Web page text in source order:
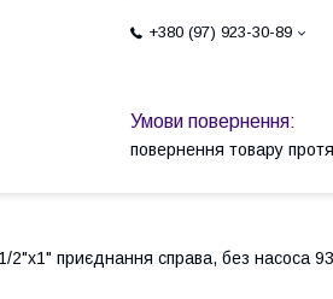
+380 (97) 923-30-89
повернення товару
2"x1" приєднання справа, без насоса